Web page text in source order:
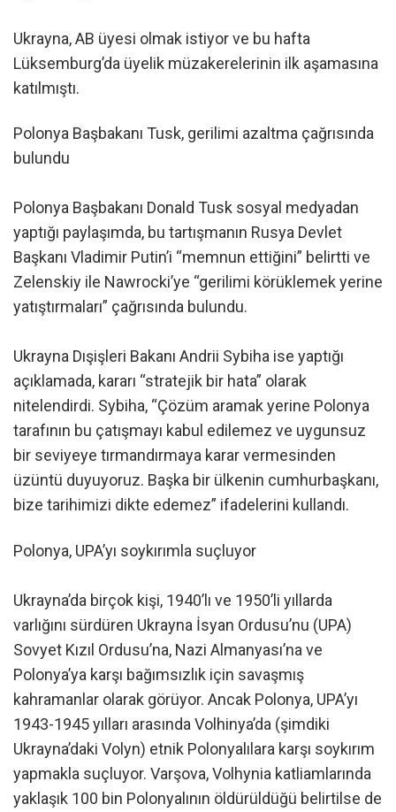
Ukrayna, AB üyesi olmak istiyor ve bu hafta
Lüksemburg’da üyelik müzakerelerinin ilk aşamasına
katılmıştı.
Polonya Başbakanı Tusk, gerilimi azaltma çağrısında
bulundu
Polonya Başbakanı Donald Tusk sosyal medyadan
yaptığı paylaşımda, bu tartışmanın Rusya Devlet
Başkanı Vladimir Putin’i “memnun ettiğini” belirtti ve
Zelenskiy ile Nawrocki’ye “gerilimi körüklemek yerine
yatıştırmaları” çağrısında bulundu.
Ukrayna Dışişleri Bakanı Andrii Sybiha ise yaptığı
açıklamada, kararı “stratejik bir hata” olarak
nitelendirdi. Sybiha, “Çözüm aramak yerine Polonya
tarafının bu çatışmayı kabul edilemez ve uygunsuz
bir seviyeye tırmandırmaya karar vermesinden
üzüntü duyuyoruz. Başka bir ülkenin cumhurbaşkanı,
bize tarihimizi dikte edemez” ifadelerini kullandı.
Polonya, UPA’yı soykırımla suçluyor
Ukrayna’da birçok kişi, 1940’lı ve 1950’li yıllarda
varlığını sürdüren Ukrayna İsyan Ordusu’nu (UPA)
Sovyet Kızıl Ordusu’na, Nazi Almanyası’na ve
Polonya’ya karşı bağımsızlık için savaşmış
kahramanlar olarak görüyor. Ancak Polonya, UPA’yı
1943-1945 yılları arasında Volhinya’da (şimdiki
Ukrayna’daki Volyn) etnik Polonyalılara karşı soykırım
yapmakla suçluyor. Varşova, Volhynia katliamlarında
yaklaşık 100 bin Polonyalının öldürüldüğü belirtilse de